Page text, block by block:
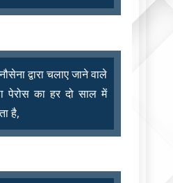
द्वारा चलाए जाने वाले
पेरोस का हर दो साल में
है,